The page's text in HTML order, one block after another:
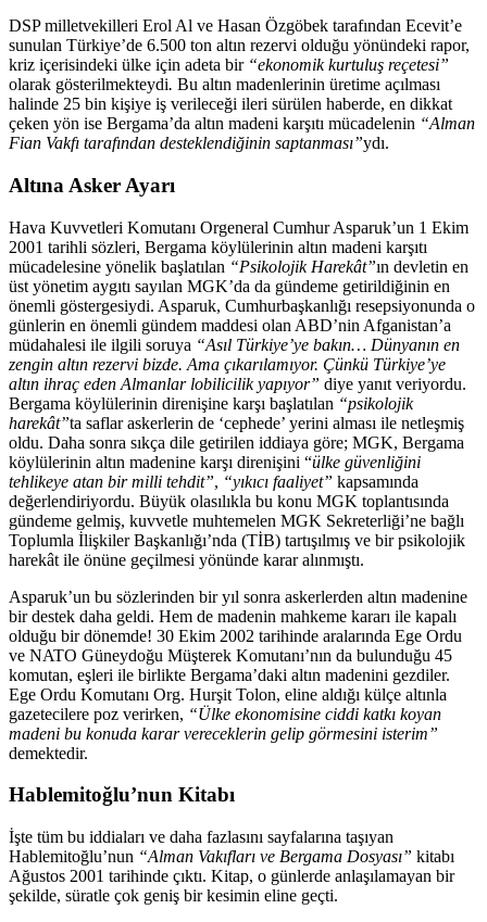
DSP milletvekilleri Erol Al ve Hasan Özgöbek tarafından Ecevit’e
sunulan Türkiye’de 6.500 ton altın rezervi olduğu yönündeki rapor,
kriz içerisindeki ülke için adeta bir “ekonomik kurtuluş reçetesi”
olarak gösterilmekteydi. Bu altın madenlerinin üretime açılması
halinde 25 bin kişiye iş verileceği ileri sürülen haberde, en dikkat
çeken yön ise Bergama’da altın madeni karşıtı mücadelenin “Alman
Fian Vakfı tarafından desteklendiğinin saptanması”ydı.
Altına Asker Ayarı
Hava Kuvvetleri Komutanı Orgeneral Cumhur Asparuk’un 1 Ekim
2001 tarihli sözleri, Bergama köylülerinin altın madeni karşıtı
mücadelesine yönelik başlatılan “Psikolojik Harekât”ın devletin en
üst yönetim aygıtı sayılan MGK’da da gündeme getirildiğinin en
önemli göstergesiydi. Asparuk, Cumhurbaşkanlığı resepsiyonunda o
günlerin en önemli gündem maddesi olan ABD’nin Afganistan’a
müdahalesi ile ilgili soruya “Asıl Türkiye’ye bakın… Dünyanın en
zengin altın rezervi bizde. Ama çıkarılamıyor. Çünkü Türkiye’ye
altın ihraç eden Almanlar lobilicilik yapıyor” diye yanıt veriyordu.
Bergama köylülerinin direnişine karşı başlatılan “psikolojik
harekât”ta saflar askerlerin de ‘cephede’ yerini alması ile netleşmiş
oldu. Daha sonra sıkça dile getirilen iddiaya göre; MGK, Bergama
köylülerinin altın madenine karşı direnişini “ülke güvenliğini
tehlikeye atan bir milli tehdit”, “yıkıcı faaliyet” kapsamında
değerlendiriyordu. Büyük olasılıkla bu konu MGK toplantısında
gündeme gelmiş, kuvvetle muhtemelen MGK Sekreterliği’ne bağlı
Toplumla İlişkiler Başkanlığı’nda (TİB) tartışılmış ve bir psikolojik
harekât ile önüne geçilmesi yönünde karar alınmıştı.
Asparuk’un bu sözlerinden bir yıl sonra askerlerden altın madenine
bir destek daha geldi. Hem de madenin mahkeme kararı ile kapalı
olduğu bir dönemde! 30 Ekim 2002 tarihinde aralarında Ege Ordu
ve NATO Güneydoğu Müşterek Komutanı’nın da bulunduğu 45
komutan, eşleri ile birlikte Bergama’daki altın madenini gezdiler.
Ege Ordu Komutanı Org. Hurşit Tolon, eline aldığı külçe altınla
gazetecilere poz verirken, “Ülke ekonomisine ciddi katkı koyan
madeni bu konuda karar vereceklerin gelip görmesini isterim”
demektedir.
Hablemitoğlu’nun Kitabı
İşte tüm bu iddiaları ve daha fazlasını sayfalarına taşıyan
Hablemitoğlu’nun “Alman Vakıfları ve Bergama Dosyası” kitabı
Ağustos 2001 tarihinde çıktı. Kitap, o günlerde anlaşılamayan bir
şekilde, süratle çok geniş bir kesimin eline geçti.